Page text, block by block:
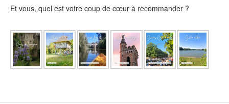
Et vous, quel est votre coup de cœur à recommander ?